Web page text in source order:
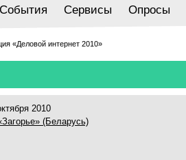
События Сервисы Опросы
«Деловой интернет 2010»
2010
(Беларусь)